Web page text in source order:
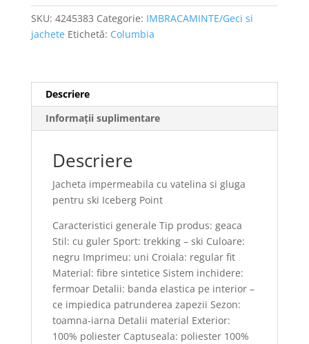
SKU: 4245383 Categorie: IMBRACAMINTE/Geci si
jachete Etichetă: Columbia
Descriere
Informații suplimentare
Descriere
Jacheta impermeabila cu vatelina si gluga
pentru ski Iceberg Point
Caracteristici generale Tip produs: geaca
Stil: cu guler Sport: trekking – ski Culoare:
negru Imprimeu: uni Croiala: regular fit
Material: fibre sintetice Sistem inchidere:
fermoar Detalii: banda elastica pe interior –
ce impiedica patrunderea zapezii Sezon:
toamna-iarna Detalii material Exterior:
100% poliester Captuseala: poliester 100%